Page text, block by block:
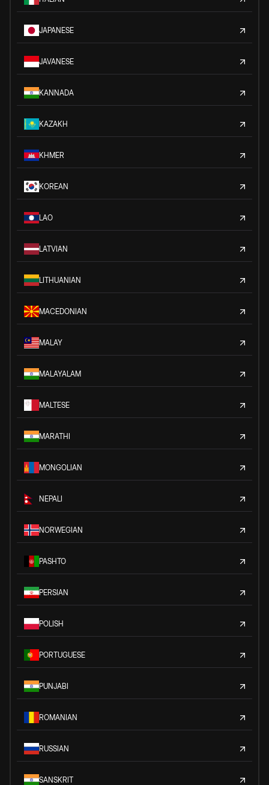
JAPANESE
JAVANESE
KANNADA
KAZAKH
KHMER
KOREAN
LAO
LATVIAN
LITHUANIAN
MACEDONIAN
MALAY
MALAYALAM
MALTESE
MARATHI
MONGOLIAN
NEPALI
NORWEGIAN
PASHTO
PERSIAN
POLISH
PORTUGUESE
PUNJABI
ROMANIAN
RUSSIAN
SANSKRIT